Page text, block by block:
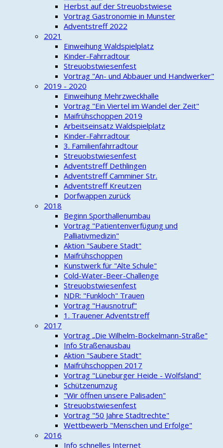
Herbst auf der Streuobstwiese
Vortrag Gastronomie in Munster
Adventstreff 2022
2021
Einweihung Waldspielplatz
Kinder-Fahrradtour
Streuobstwiesenfest
Vortrag "An- und Abbauer und Handwerker"
2019 - 2020
Einweihung Mehrzweckhalle
Vortrag "Ein Viertel im Wandel der Zeit"
Maifrühschoppen 2019
Arbeitseinsatz Waldspielplatz
Kinder-Fahrradtour
3. Familienfahrradtour
Streuobstwiesenfest
Adventstreff Dethlingen
Adventstreff Camminer Str.
Adventstreff Kreutzen
Dorfwappen zurück
2018
Beginn Sporthallenumbau
Vortrag "Patientenverfügung und
Palliativmedizin"
Aktion "Saubere Stadt"
Maifrühschoppen
Kunstwerk für "Alte Schule"
Cold-Water-Beer-Challenge
Streuobstwiesenfest
NDR: "Funkloch" Trauen
Vortrag "Hausnotruf"
1. Trauener Adventstreff
2017
Vortrag „Die Wilhelm-Bockelmann-Straße"
Info Straßenausbau
Aktion "Saubere Stadt"
Maifrühschoppen 2017
Vortrag "Lüneburger Heide - Wolfsland"
Schützenumzug
"Wir öffnen unsere Palisaden"
Streuobstwiesenfest
Vortrag "50 Jahre Stadtrechte"
Wettbewerb "Menschen und Erfolge"
2016
Info schnelles Internet